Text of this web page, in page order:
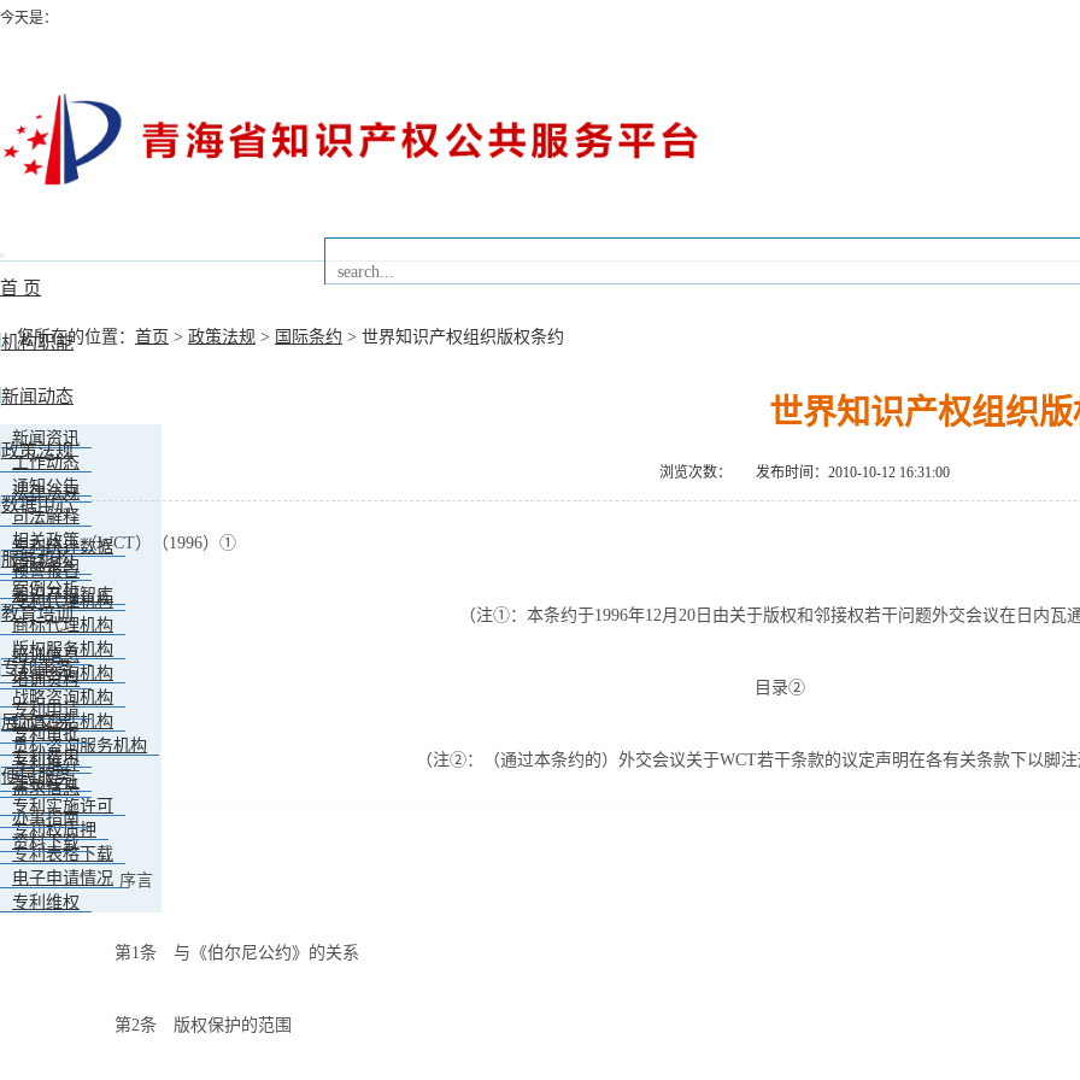
今天是：
Toggle
navigation
首 页
机构职能
新闻动态
新闻资讯
工作动态
通知公告
政策法规
法律法规
司法解释
相关政策
国际条约
案例分析
数据中心
专利统计数据
预警报告
知识产权智库
服务机构
专利代理机构
商标代理机构
版权服务机构
法律咨询机构
战略咨询机构
价值评估机构
贯标咨询服务机构
教育培训
培训信息
培训资料
专利事务
专利申请
专利审批
专利费用
专利转让
专利实施许可
专利权质押
专利表格下载
电子申请情况
专利维权
展示交易
专利推介
需求信息
便民服务
办事指南
资料下载
您所在的位置： 首页 > 政策法规 > 国际条约 > 世界知识产权组织版权条约
世界知识产权组织
浏览次数： 发布时间：2010-10-12 16:31:00
（WCT）（1996）①
（注①：本条约于1996年12月20日由关于版权和邻接权若干问题外交会议在日内瓦通
目录②
（注②：（通过本条约的）外交会议关于WCT若干条款的议定声明在各有关条款下以脚注
序言
第1条 与《伯尔尼公约》的关系
第2条 版权保护的范围